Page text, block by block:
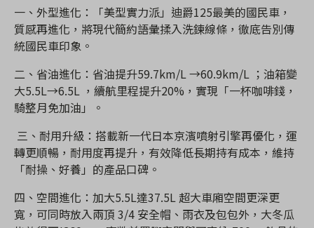
一、外型進化：「美型實力派」迪爵125最美的國民車，
質感再進化，將現代簡約語彙揉入洗鍊線條，徹底告別傳
統國民車印象。
二、省油進化：省油提升59.7km/L →60.9km/L ；油箱變
大5.5L→6.5L ，續航里程提升20%，實現「一杯咖啡錢，
騎整月免加油」。
三、耐用升級：搭載新一代日本京濱噴射引擎再優化，運
轉更順暢，耐用度再提升，有效降低長期持有成本，維持
「耐操、好養」的產品口碑。
四、空間進化：加大5.5L達37.5L 超大車廂空間更深更
寬，可同時放入兩頂 3/4 安全帽、雨衣及包包外，大冬瓜